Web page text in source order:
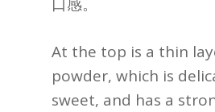
At the top is a thin
powder, which is
sweet, and has a